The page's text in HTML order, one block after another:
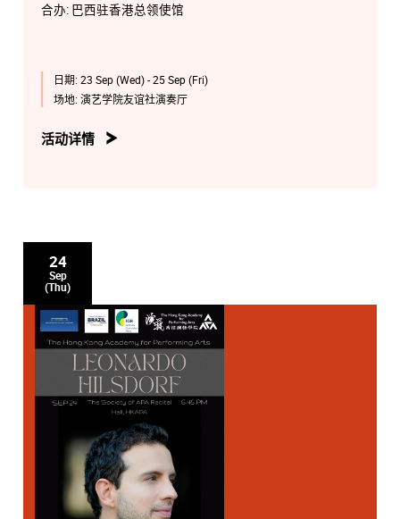
合办: 巴西驻香港总领使馆
日期: 23 Sep (Wed) - 25 Sep (Fri)
场地: 演艺学院友谊社演奏厅
活动详情
24
Sep
(Thu)